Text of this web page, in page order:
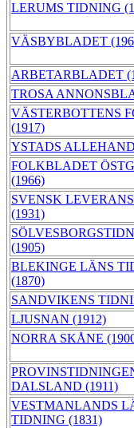
LERUMS TIDNING
VÄSBYBLADET
ARBETARBLADET
TROSA
VÄSTERBOTTENS
(1917)
YSTADS
FOLKBLADET
(1966)
SVENSK
(1931)
(1905)
BLEKINGE LÄNS
(1870)
SANDVIKENS
LJUSNAN (1912)
NORRA SKÅNE
DALSLAND (1911)
VESTMANLANDS
TIDNING (1831)